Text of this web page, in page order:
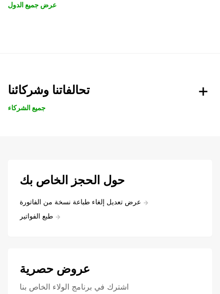
عرض جميع الدول
تحالفاتنا وشركائنا
جميع الشركاء
حول الحجز الخاص بك
عرض تعديل إلغاء طباعة نسخة من الفاتورة
طبع الفواتير
عروض حصرية
اشترك في برنامج الولاء الخاص بنا